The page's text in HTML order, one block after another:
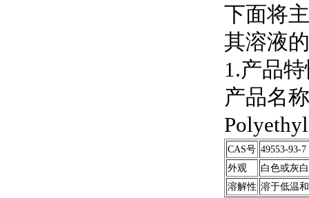
下面将
其溶液
1.产品
产品名
CAS号 49553-93-7
外观
白色或灰
溶解性 溶于低温